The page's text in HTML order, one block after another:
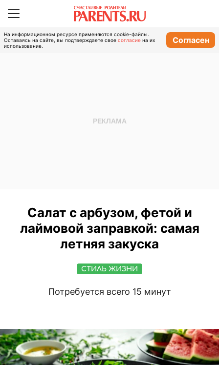
На информационном ресурсе применяются cookie-файлы.
Оставаясь на сайте, вы подтверждаете свое согласие на их
использование.
Согласен
Салат с арбузом, фетой и
лаймовой заправкой: самая
летняя закуска
СТИЛЬ ЖИЗНИ
Потребуется всего 15 минут